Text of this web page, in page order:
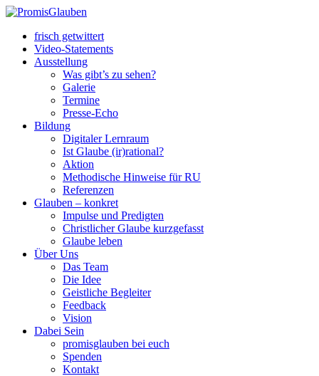
frisch getwittert
Video-Statements
Ausstellung
Was gibt’s zu sehen?
Galerie
Termine
Presse-Echo
Bildung
Digitaler Lernraum
Ist Glaube (ir)rational?
Aktion
Methodische Hinweise für RU
Referenzen
Glauben – konkret
Impulse und Predigten
Christlicher Glaube kurzgefasst
Glaube leben
Über Uns
Das Team
Die Idee
Geistliche Begleiter
Feedback
Vision
Dabei Sein
promisglauben bei euch
Spenden
Kontakt